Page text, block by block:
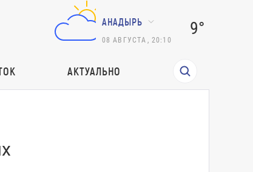
АНАДЫРЬ
08 АВГУСТА 20:10
9°
АКТУАЛЬНО